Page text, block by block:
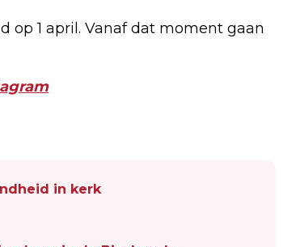
op 1 april. Vanaf dat moment gaan
in kerk